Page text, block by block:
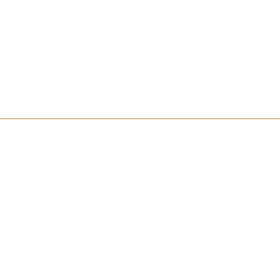
งรากฐานเทคโนโลยีที่สามารถต่อยอดได้ โดยค
โมเดล AI โดย Cathay FHC ยังคงมุ่งมั่นที่จะพั